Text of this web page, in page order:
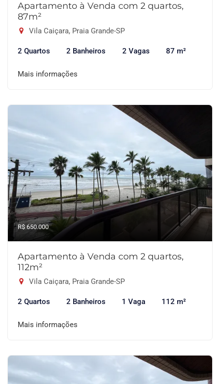
Apartamento à Venda com 2 quartos,
87m²
Vila Caiçara, Praia Grande-SP
2 Quartos 2 Banheiros 2 Vagas 87 m²
Mais informações
R$ 650.000
Apartamento à Venda com 2 quartos,
112m²
Vila Caiçara, Praia Grande-SP
2 Quartos 2 Banheiros 1 Vaga 112 m²
Mais informações